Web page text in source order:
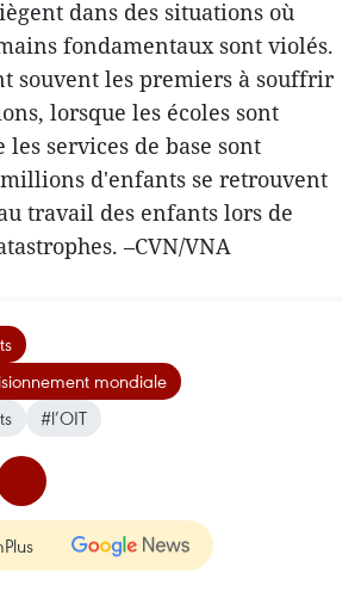
dans des situations où
fondamentaux sont violés.
souvent les premiers à souffrir
lorsque les écoles sont
les services de base sont
d'enfants se retrouvent
travail des enfants lors de
–CVN/VNA
mondiale
#l’OIT